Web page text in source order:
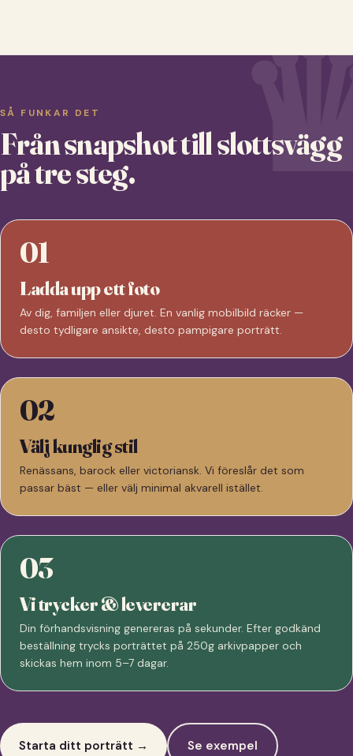
SÅ FUNKAR DET
Från snapshot till slottsvägg
på tre steg.
01
Ladda upp ett foto
Av dig, familjen eller djuret. En vanlig mobilbild räcker —
desto tydligare ansikte, desto pampigare porträtt.
02
Välj kunglig stil
Renässans, barock eller victoriansk. Vi föreslår det som
passar bäst — eller välj minimal akvarell istället.
03
Vi trycker & levererar
Din förhandsvisning genereras på sekunder. Efter godkänd
beställning trycks porträttet på 250g arkivpapper och
skickas hem inom 5–7 dagar.
Starta ditt porträtt → Se exempel